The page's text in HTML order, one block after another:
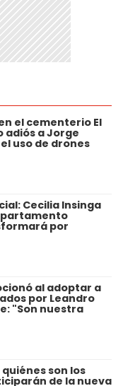
el cementerio El
adiós a Jorge
uso de drones
Cecilia Insinga
por
al adoptar a
por Leandro
"Son nuestra
son los
de la nueva